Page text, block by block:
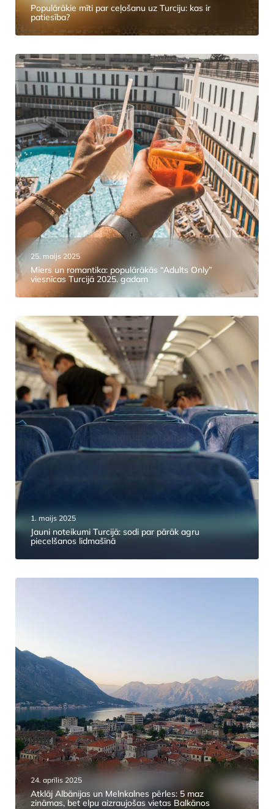
Populārākie mīti par ceļošanu uz Turciju: kas ir
patiesība?
25. maijs 2025
Miers un romantika: populārākās “Adults Only”
viesnīcas Turcijā 2025. gadam
1. maijs 2025
Jauni noteikumi Turcijā: sodi par pārāk agru
piecelšanos lidmašīnā
24. aprīlis 2025
Atklāj Albānijas un Melnkalnes pērles: 5 maz
zināmas, bet elpu aizraujošas vietas Balkānos